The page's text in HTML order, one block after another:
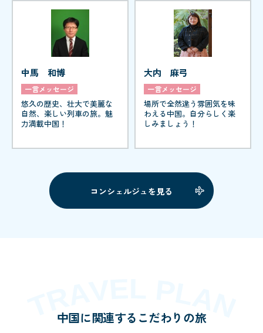
中馬 和博
一言メッセージ
悠久の歴史、壮大で美麗な
自然、楽しい列車の旅。魅
力満載中国！
大内 麻弓
一言メッセージ
場所で全然違う雰囲気を味
わえる中国。自分らしく楽
しみましょう！
コンシェルジュを見る
中国に関連するこだわりの旅